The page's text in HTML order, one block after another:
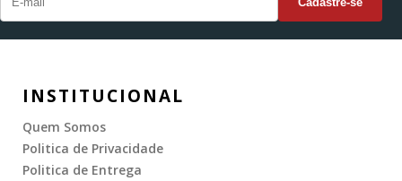
INSTITUCIONAL
Quem Somos
Politica de Privacidade
Politica de Entrega